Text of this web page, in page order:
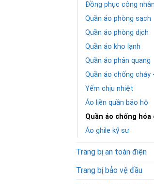
Đồng phục công nhân
Quần áo phòng sạch
Quần áo phòng dịch
Quần áo kho lạnh
Quần áo phản quang
Quần áo chống cháy
Yếm chịu nhiệt
Áo liền quần bảo hộ
Quần áo chống hóa
Áo ghile kỹ sư
Trang bị an toàn điện
Trang bị bảo vệ đầu